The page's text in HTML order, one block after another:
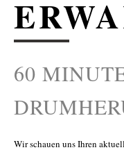
60
Wir schauen uns Ihren